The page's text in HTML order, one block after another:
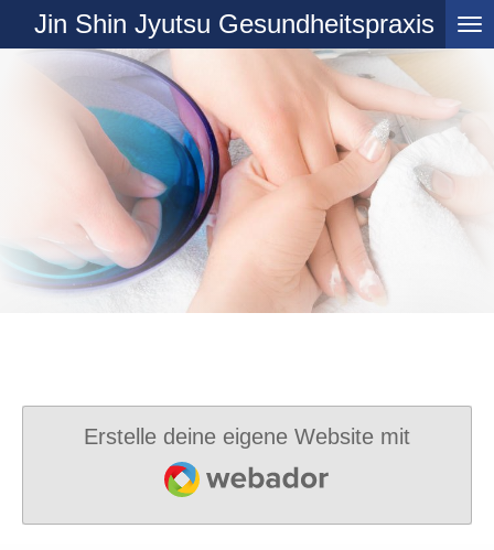
Zum
Hauptinhalt
Jin Shin Jyutsu Gesundheitspraxis
Erstelle deine eigene Website mit
Webador